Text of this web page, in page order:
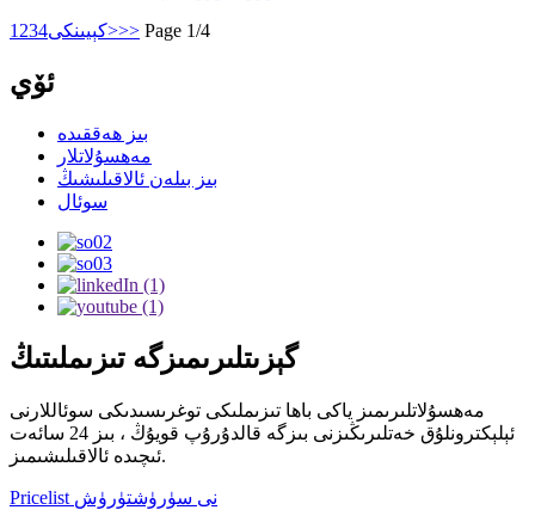
1 234 كېيىنكى>>> Page 1/4
ئۆي
بىز ھەققىدە
مەھسۇلاتلار
بىز بىلەن ئالاقىلىشىڭ
سوئال
گېزىتلىرىمىزگە تىزىملىتىڭ
مەھسۇلاتلىرىمىز ياكى باھا تىزىملىكى توغرىسىدىكى سوئاللارنى
ئېلېكترونلۇق خەتلىرىڭىزنى بىزگە قالدۇرۇپ قويۇڭ ، بىز 24 سائەت
ئىچىدە ئالاقىلىشىمىز.
Pricelist نى سۈرۈشتۈرۈش